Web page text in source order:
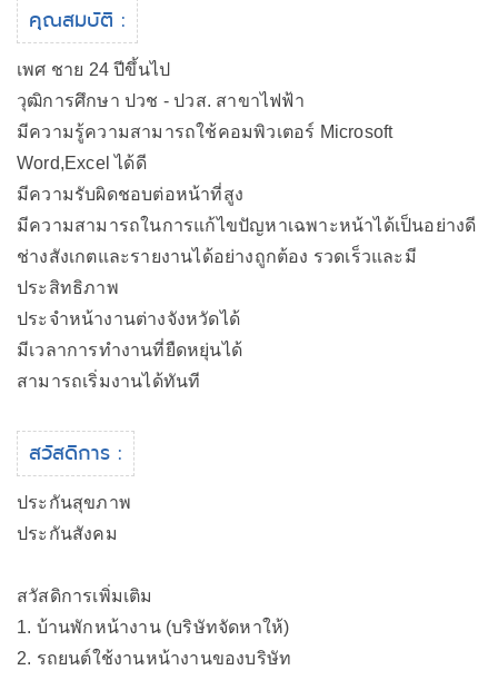
คุณสมบัติ :
เพศ ชาย 24 ปีขึ้นไป
วุฒิการศึกษา ปวช - ปวส. สาขาไฟฟ้า
มีความรู้ความสามารถใช้คอมพิวเตอร์ Microsoft
Word,Excel ได้ดี
มีความรับผิดชอบต่อหน้าที่สูง
มีความสามารถในการแก้ไขปัญหาเฉพาะหน้าได้เป็นอย่างดี
ช่างสังเกตและรายงานได้อย่างถูกต้อง รวดเร็วและมี
ประสิทธิภาพ
ประจำหน้างานต่างจังหวัดได้
มีเวลาการทำงานที่ยืดหยุ่นได้
สามารถเริ่มงานได้ทันที
สวัสดิการ :
ประกันสุขภาพ
ประกันสังคม
สวัสดิการเพิ่มเติม
1. บ้านพักหน้างาน (บริษัทจัดหาให้)
2. รถยนต์ใช้งานหน้างานของบริษัท